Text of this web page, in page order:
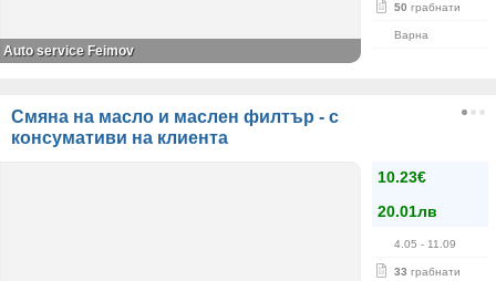
50 грабнати
Варна
Auto service Feimov
Смяна на масло и маслен филтър - с
консумативи на клиента
10.23€
20.01лв
4.05 - 11.09
33 грабнати